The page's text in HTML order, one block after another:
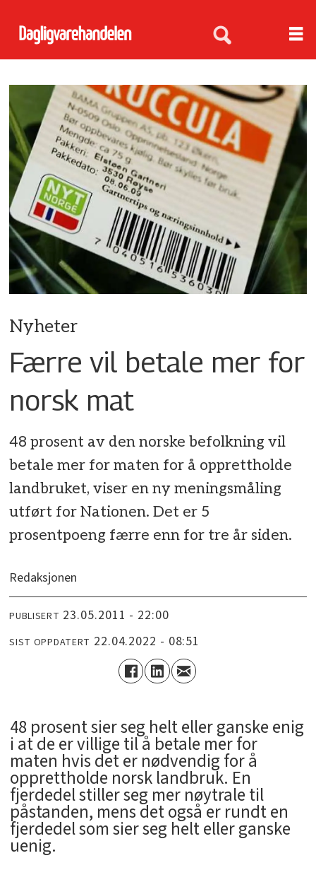
Nyheter
Færre vil betale mer for
norsk mat
48 prosent av den norske befolkning vil
betale mer for maten for å opprettholde
landbruket, viser en ny meningsmåling
utført for Nationen. Det er 5
prosentpoeng færre enn for tre år siden.
Redaksjonen
PUBLISERT 23.05.2011 - 22:00
SIST OPPDATERT 22.04.2022 - 08:51
48 prosent sier seg helt eller ganske enig
i at de er villige til å betale mer for
maten hvis det er nødvendig for å
opprettholde norsk landbruk. En
fjerdedel stiller seg mer nøytrale til
påstanden, mens det også er rundt en
fjerdedel som sier seg helt eller ganske
uenig.